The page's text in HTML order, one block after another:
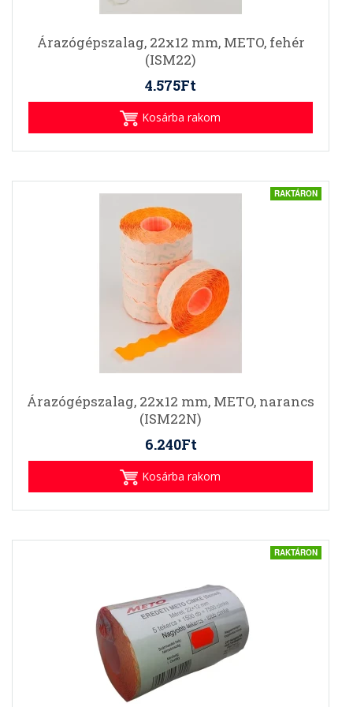
Árazógépszalag, 22x12 mm, METO, fehér
(ISM22)
4.575Ft
Kosárba rakom
RAKTÁRON
Árazógépszalag, 22x12 mm, METO, narancs
(ISM22N)
6.240Ft
Kosárba rakom
RAKTÁRON